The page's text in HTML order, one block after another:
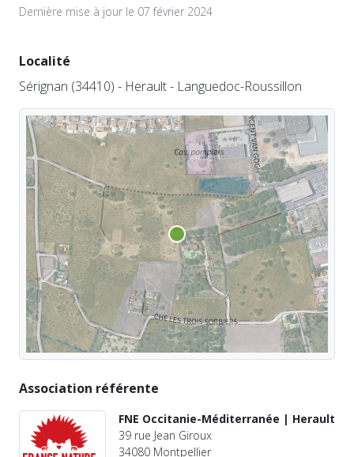
Dernière mise à jour le 07 février 2024
Localité
Sérignan (34410) - Herault - Languedoc-Roussillon
Association référente
FNE Occitanie-Méditerranée | Herault
39 rue Jean Giroux
34080 Montpellier